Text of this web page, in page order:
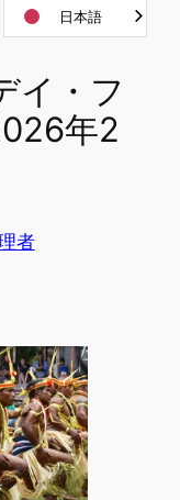
イ・フ
年2
者
日本語